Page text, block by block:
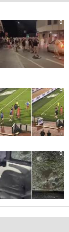
0
0
0